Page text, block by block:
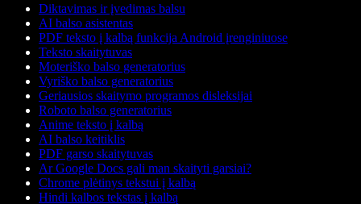
Diktavimas ir įvedimas balsu
AI balso asistentas
PDF teksto į kalbą funkcija Android įrenginiuose
Teksto skaitytuvas
Moteriško balso generatorius
Vyriško balso generatorius
Geriausios skaitymo programos disleksijai
Roboto balso generatorius
Anime teksto į kalbą
AI balso keitiklis
PDF garso skaitytuvas
Ar Google Docs gali man skaityti garsiai?
Chrome plėtinys tekstui į kalbą
Hindi kalbos tekstas į kalbą